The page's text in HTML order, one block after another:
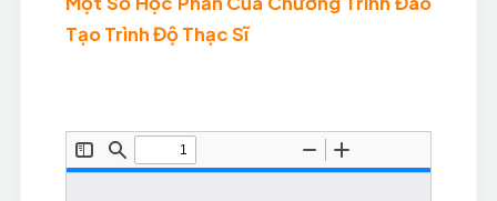
Tạo Trình Độ Thạc Sĩ